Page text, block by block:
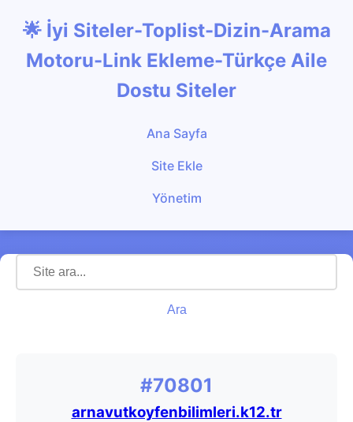
🌟 İyi Siteler-Toplist-Dizin-Arama
Motoru-Link Ekleme-Türkçe Aile
Dostu Siteler
Ana Sayfa
Site Ekle
Yönetim
Ara
#70801
arnavutkoyfenbilimleri.k12.tr